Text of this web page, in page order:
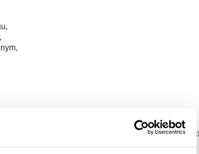
białym o wadze 270 g/m²
rozmieszczonymi co ok 50cm na długich i